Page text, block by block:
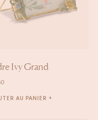
Ivy Grand
AU PANIER +